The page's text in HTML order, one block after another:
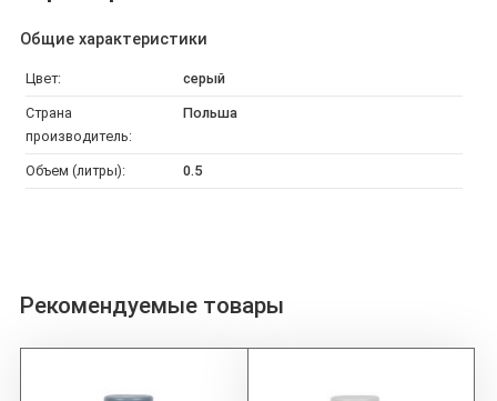
Общие характеристики
Цвет: серый
Страна
производитель:
Польша
Объем (литры): 0.5
Рекомендуемые товары